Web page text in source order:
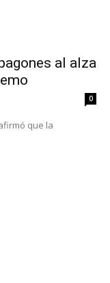
al alza
0
que la